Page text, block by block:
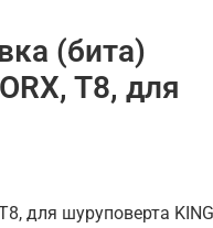
(бита)
T8, для
для шуруповерта